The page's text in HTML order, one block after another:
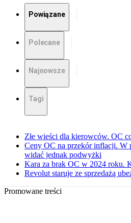
Powiązane
Polecane
Najnowsze
Tagi
Złe wieści dla kierowców. OC
Ceny OC na przekór inflacji. W
widać jednak podwyżki
Kara za brak OC w 2024 roku.
Revolut staruje ze sprzedażą
Promowane treści